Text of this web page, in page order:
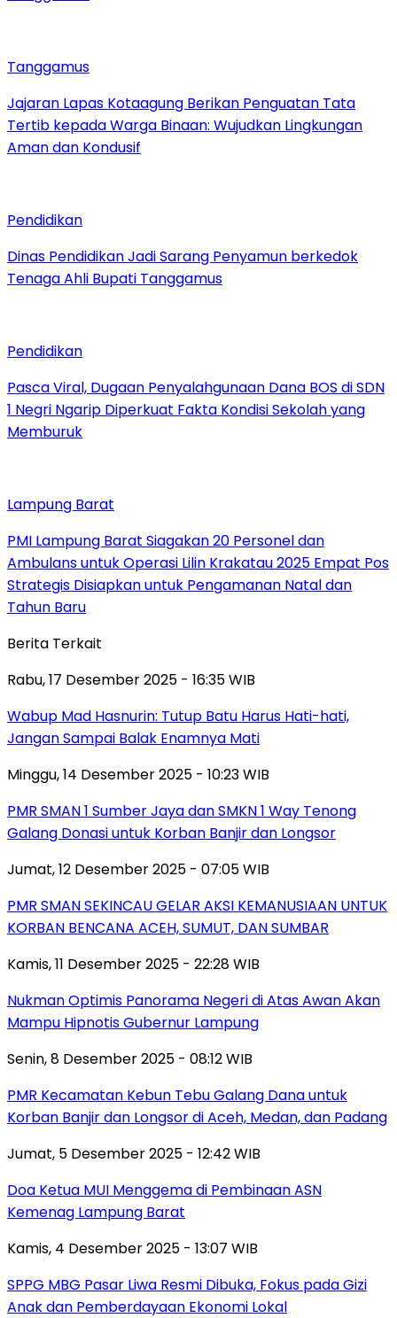
Tanggamus
Jajaran Lapas Kotaagung Berikan Penguatan Tata
Tertib kepada Warga Binaan: Wujudkan Lingkungan
Aman dan Kondusif
Pendidikan
Dinas Pendidikan Jadi Sarang Penyamun berkedok
Tenaga Ahli Bupati Tanggamus
Pendidikan
Pasca Viral, Dugaan Penyalahgunaan Dana BOS di SDN
1 Negri Ngarip Diperkuat Fakta Kondisi Sekolah yang
Memburuk
Lampung Barat
PMI Lampung Barat Siagakan 20 Personel dan
Ambulans untuk Operasi Lilin Krakatau 2025 Empat Pos
Strategis Disiapkan untuk Pengamanan Natal dan
Tahun Baru
Berita Terkait
Rabu, 17 Desember 2025 - 16:35 WIB
Wabup Mad Hasnurin: Tutup Batu Harus Hati-hati,
Jangan Sampai Balak Enamnya Mati
Minggu, 14 Desember 2025 - 10:23 WIB
PMR SMAN 1 Sumber Jaya dan SMKN 1 Way Tenong
Galang Donasi untuk Korban Banjir dan Longsor
Jumat, 12 Desember 2025 - 07:05 WIB
PMR SMAN SEKINCAU GELAR AKSI KEMANUSIAAN UNTUK
KORBAN BENCANA ACEH, SUMUT, DAN SUMBAR
Kamis, 11 Desember 2025 - 22:28 WIB
Nukman Optimis Panorama Negeri di Atas Awan Akan
Mampu Hipnotis Gubernur Lampung
Senin, 8 Desember 2025 - 08:12 WIB
PMR Kecamatan Kebun Tebu Galang Dana untuk
Korban Banjir dan Longsor di Aceh, Medan, dan Padang
Jumat, 5 Desember 2025 - 12:42 WIB
Doa Ketua MUI Menggema di Pembinaan ASN
Kemenag Lampung Barat
Kamis, 4 Desember 2025 - 13:07 WIB
SPPG MBG Pasar Liwa Resmi Dibuka, Fokus pada Gizi
Anak dan Pemberdayaan Ekonomi Lokal